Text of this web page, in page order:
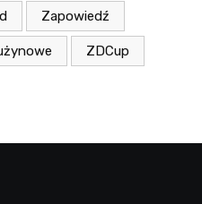
Zapowiedź
ZDCup